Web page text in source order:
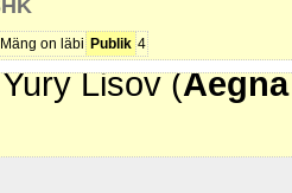
Mäng on läbi Publik 4
Vavilov (
Lisov (